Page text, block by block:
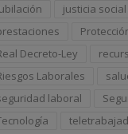
justicia social
Decreto-Ley
Laborales
laboral